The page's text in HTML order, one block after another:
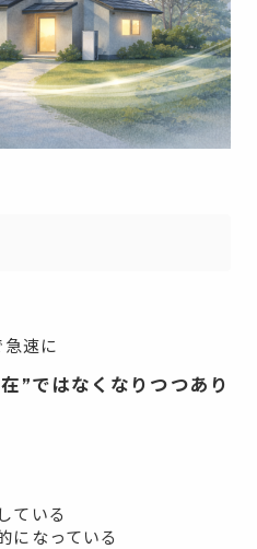
速に
”ではなくなりつつあり
ている
になっている